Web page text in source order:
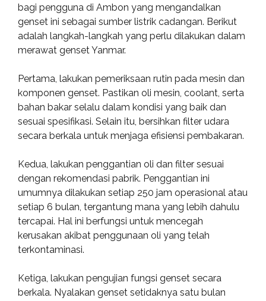
bagi pengguna di Ambon yang mengandalkan
genset ini sebagai sumber listrik cadangan. Berikut
adalah langkah-langkah yang perlu dilakukan dalam
merawat genset Yanmar.
Pertama, lakukan pemeriksaan rutin pada mesin dan
komponen genset. Pastikan oli mesin, coolant, serta
bahan bakar selalu dalam kondisi yang baik dan
sesuai spesifikasi. Selain itu, bersihkan filter udara
secara berkala untuk menjaga efisiensi pembakaran.
Kedua, lakukan penggantian oli dan filter sesuai
dengan rekomendasi pabrik. Penggantian ini
umumnya dilakukan setiap 250 jam operasional atau
setiap 6 bulan, tergantung mana yang lebih dahulu
tercapai. Hal ini berfungsi untuk mencegah
kerusakan akibat penggunaan oli yang telah
terkontaminasi.
Ketiga, lakukan pengujian fungsi genset secara
berkala. Nyalakan genset setidaknya satu bulan